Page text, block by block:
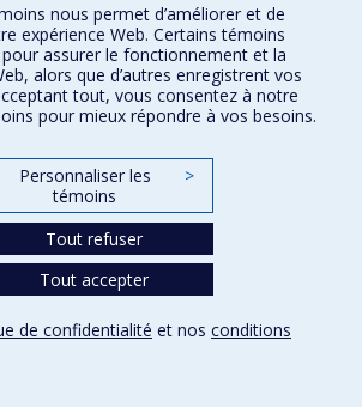
DES SCIENCES
nous permet d’améliorer et de
expérience Web. Certains témoins
assurer le fonctionnement et la
alors que d’autres enregistrent vos
tout, vous consentez à notre
pour mieux répondre à vos besoins.
Personnaliser les
témoins
>
Tout refuser
Tout accepter
de confidentialité et nos conditions